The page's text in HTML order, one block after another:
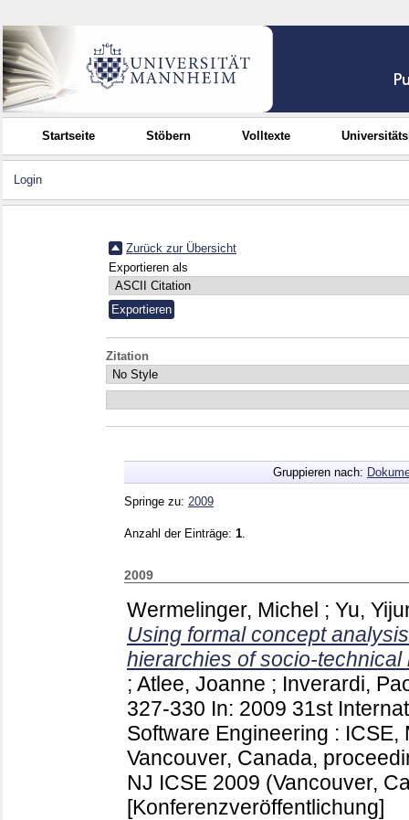
Startseite Stöbern Volltexte
Login
Zurück zur Übersicht
Exportieren als
Zitation
Gruppieren nach:
Springe zu: 2009
Anzahl der Einträge: 1
2009
Wermelinger, Michel ; Yu,
Using formal concept
hierarchies of socio-technical
; Atlee, Joanne ; Inverardi,
327-330 In: 2009 31st
Software Engineering : ICSE,
Vancouver, Canada,
NJ ICSE 2009 (Vancouver,
[Konferenzveröffentlichung]